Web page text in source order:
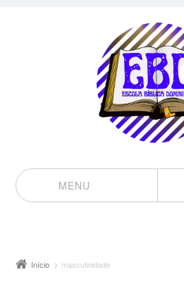
MENU
Início masculinidade